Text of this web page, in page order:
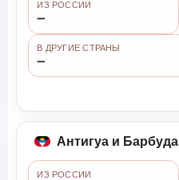
ИЗ РОССИИ
➖
В ДРУГИЕ СТРАНЫ
➖
Антигуа и Барбуда
ИЗ РОССИИ